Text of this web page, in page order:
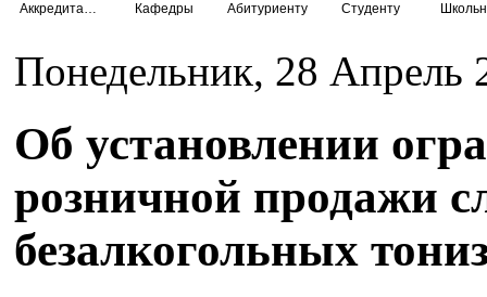
Кафедры Абитуриенту Студенту
Понедельник, 28 Апрель
Об установлении
розничной продажи
безалкогольных